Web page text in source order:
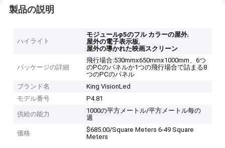
製品の説明
ハイライト
モジュールp5のフル カラーの屋外,
屋外の電子表示板,
屋外の導かれた映画スクリーン
パッケージの詳細
飛行場合:530mmx650mmx1000mm、6つ
のPCのパネルか1つの飛行場合で詰まる8
つのPCのパネル
ブランド名
King VisionLed
モデル番号
P4.81
供給の能力
1000の平方メートル/平方メートル每の
週
価格
$685.00/Square Meters 6-49 Square
Meters